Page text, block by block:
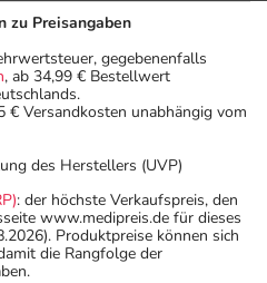
zu Preisangaben
gegebenenfalls
, ab 34,99 € Bestellwert
€ Versandkosten unabhängig vom
des Herstellers (UVP)
: der höchste Verkaufspreis, den
www.medipreis.de für dieses
Produktpreise können sich
die Rangfolge der